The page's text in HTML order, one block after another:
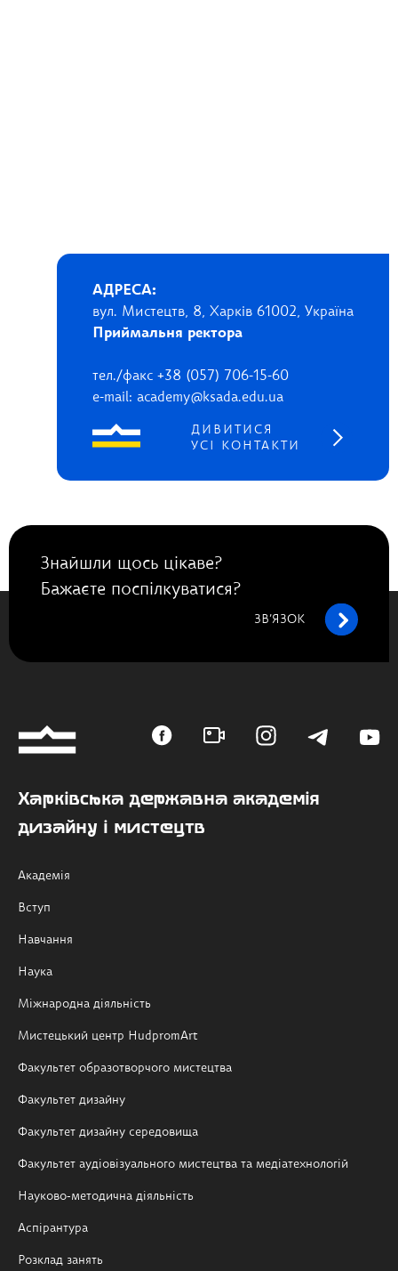
АДРЕСА:
вул. Мистецтв, 8, Харків 61002, Україна
Приймальня ректора
тел./факс +38 (057) 706-15-60
e-mail: academy@ksada.edu.ua
ДИВИТИСЯ
УСІ КОНТАКТИ
Знайшли щось цікаве?
Бажаєте поспілкуватися?
ЗВ’ЯЗОК
Харківська державна академія
дизайну і мистецтв
Академія
Вступ
Навчання
Наука
Міжнародна діяльність
Мистецький центр HudpromArt
Факультет образотворчого мистецтва
Факультет дизайну
Факультет дизайну середовища
Факультет аудіовізуального мистецтва та медіатехнологій
Науково-методична діяльність
Аспірантура
Розклад занять